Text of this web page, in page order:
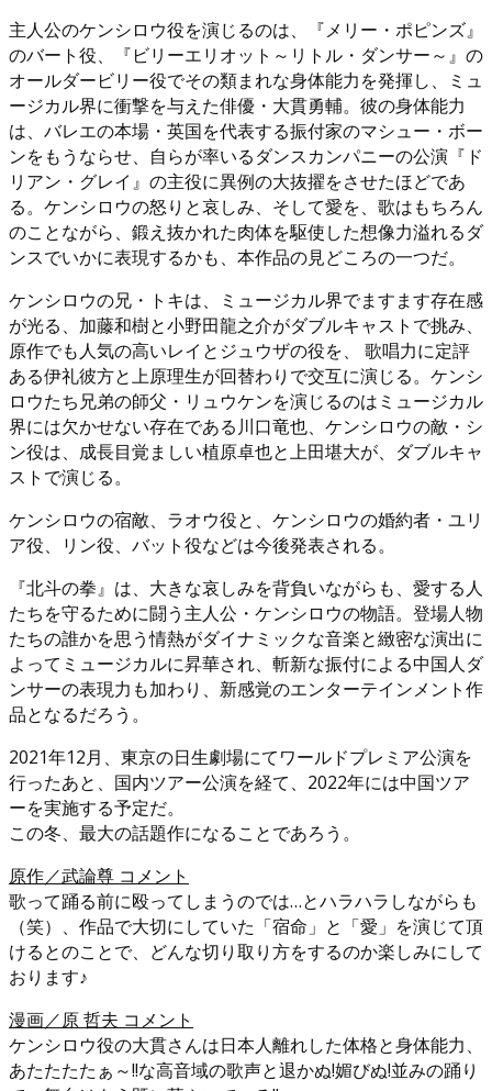
主人公のケンシロウ役を演じるのは、『メリー・ポピンズ』
のバート役、『ビリーエリオット～リトル・ダンサー～』の
オールダービリー役でその類まれな身体能力を発揮し、ミュ
ージカル界に衝撃を与えた俳優・大貫勇輔。彼の身体能力
は、バレエの本場・英国を代表する振付家のマシュー・ボー
ンをもうならせ、自らが率いるダンスカンパニーの公演『ド
リアン・グレイ』の主役に異例の大抜擢をさせたほどであ
る。ケンシロウの怒りと哀しみ、そして愛を、歌はもちろん
のことながら、鍛え抜かれた肉体を駆使した想像力溢れるダ
ンスでいかに表現するかも、本作品の見どころの一つだ。
ケンシロウの兄・トキは、ミュージカル界でますます存在感
が光る、加藤和樹と小野田龍之介がダブルキャストで挑み、
原作でも人気の高いレイとジュウザの役を、 歌唱力に定評
ある伊礼彼方と上原理生が回替わりで交互に演じる。ケンシ
ロウたち兄弟の師父・リュウケンを演じるのはミュージカル
界には欠かせない存在である川口竜也、ケンシロウの敵・シ
ン役は、成長目覚ましい植原卓也と上田堪大が、ダブルキャ
ストで演じる。
ケンシロウの宿敵、ラオウ役と、ケンシロウの婚約者・ユリ
ア役、リン役、バット役などは今後発表される。
『北斗の拳』は、大きな哀しみを背負いながらも、愛する人
たちを守るために闘う主人公・ケンシロウの物語。登場人物
たちの誰かを思う情熱がダイナミックな音楽と緻密な演出に
よってミュージカルに昇華され、斬新な振付による中国人ダ
ンサーの表現力も加わり、新感覚のエンターテインメント作
品となるだろう。
2021年12月、東京の日生劇場にてワールドプレミア公演を
行ったあと、国内ツアー公演を経て、2022年には中国ツア
ーを実施する予定だ。
この冬、最大の話題作になることであろう。
原作／武論尊 コメント
歌って踊る前に殴ってしまうのでは…とハラハラしながらも
（笑）、作品で大切にしていた「宿命」と「愛」を演じて頂
けるとのことで、どんな切り取り方をするのか楽しみにして
おります♪
漫画／原 哲夫 コメント
ケンシロウ役の大貫さんは日本人離れした体格と身体能力、
あたたたたぁ～!!な高音域の歌声と退かぬ!媚びぬ!並みの踊り